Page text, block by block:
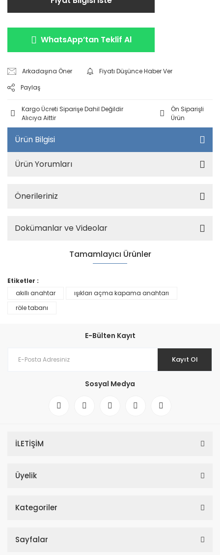
WhatsApp’tan Teklif Al
Arkadaşına Öner
Fiyatı Düşünce Haber Ver
Paylaş
Kargo Ücreti Siparişe Dahil Değildir
Alıcıya Aittir
Ön Siparişli
Ürün
Ürün Bilgisi
Ürün Yorumları
Önerileriniz
Dokümanlar ve Videolar
Tamamlayıcı Ürünler
Etiketler :
akıllı anahtar
ışıkları açma kapama anahtarı
röle tabanı
E-Bülten Kayıt
Kayıt Ol
Sosyal Medya
İLETİŞİM
Üyelik
Kategoriler
Sayfalar